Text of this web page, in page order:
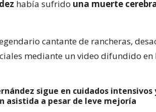
había sufrido una muerte
cantante de rancheras,
mediante un video difundido en
sigue en cuidados intensivos
asistida a pesar de leve mejoría